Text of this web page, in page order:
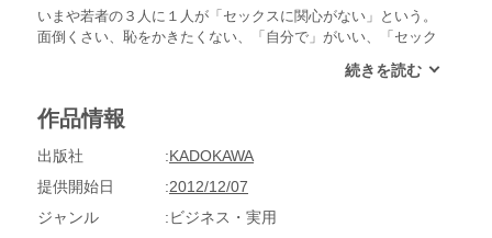
いまや若者の３人に１人が「セックスに関心がない」という。
面倒くさい、恥をかきたくない、「自分で」がいい、「セック
や意識の変化を分析。日本の行方を読み解く興味津々のレポー
作品情報
出版社
KADOKAWA
提供開始日
2012/12/07
ジャンル
ビジネス・実用